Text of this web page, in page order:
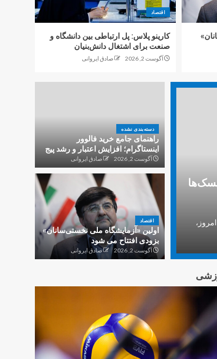
5
ساخت و ساز در ماه با
استفاده از لیزر
فالوور اینستاگرام: مزایا،
امن
فالوور اینستاگرام؛
افزایش اعتبار و رشد پیج
اولین «آزمایشگاه ملی
نخستی‌سانان» بزودی
افتتاح می شود
4
کارینو پلاس: پل ارتباطی
5
ایده ی نوآورانه یک
محقق ایرانی برای
ساخت و ساز در ماه با
استفاده از لیزر
اقتصاد
کارینو پلاس: پل ارتباطی بین دانشگاه و
صنعت برای اشتغال دانش‌بنیان
آگوست 2, 2026 صادق ایروانی
دسته‌بندی نشده
راهنمای جامع خرید فالوور
اینستاگرام؛ افزایش اعتبار و رشد پیج
آگوست 2, 2026 صادق ایروانی
اقتصاد
اولین «آزمایشگاه ملی نخستی‌سانان»
بزودی افتتاح می شود
آگوست 2, 2026 صادق ایروانی